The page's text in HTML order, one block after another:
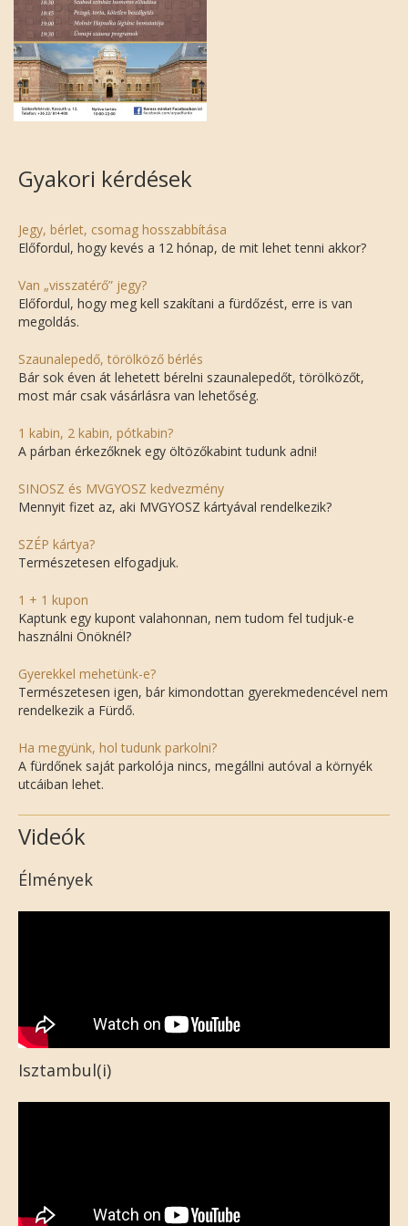
Gyakori kérdések
Jegy, bérlet, csomag hosszabbítása
Előfordul, hogy kevés a 12 hónap, de mit lehet tenni akkor?
Van „visszatérő” jegy?
Előfordul, hogy meg kell szakítani a fürdőzést, erre is van
megoldás.
Szaunalepedő, törölköző bérlés
Bár sok éven át lehetett bérelni szaunalepedőt, törölközőt,
most már csak vásárlásra van lehetőség.
1 kabin, 2 kabin, pótkabin?
A párban érkezőknek egy öltözőkabint tudunk adni!
SINOSZ és MVGYOSZ kedvezmény
Mennyit fizet az, aki MVGYOSZ kártyával rendelkezik?
SZÉP kártya?
Természetesen elfogadjuk.
1 + 1 kupon
Kaptunk egy kupont valahonnan, nem tudom fel tudjuk-e
használni Önöknél?
Gyerekkel mehetünk-e?
Természetesen igen, bár kimondottan gyerekmedencével nem
rendelkezik a Fürdő.
Ha megyünk, hol tudunk parkolni?
A fürdőnek saját parkolója nincs, megállni autóval a környék
utcáiban lehet.
Videók
Élmények
Isztambul(i)